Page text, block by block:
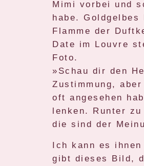
Mimi vorbei und
habe.
Flamme der
Date im Louvre
Foto.
»Schau dir den
Zustimmung,
oft angesehen
lenken. Runter
die sind der
Ich kann es
gibt dieses Bild,